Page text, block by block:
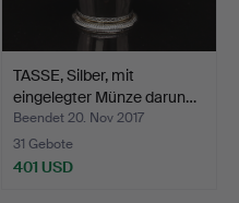
TASSE, Silber, mit
eingelegter Münze darun…
Beendet 20. Nov 2017
31 Gebote
401 USD